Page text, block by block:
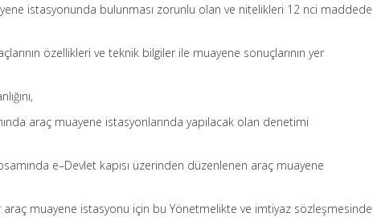
istasyonunda bulunması zorunlu olan ve nitelikleri 12 nci maddede
özellikleri ve teknik bilgiler ile muayene sonuçlarının yer
araç muayene istasyonlarında yapılacak olan denetimi
e–Devlet kapısı üzerinden düzenlenen araç muayene
araç muayene istasyonu için bu Yönetmelikte ve imtiyaz sözleşmesinde